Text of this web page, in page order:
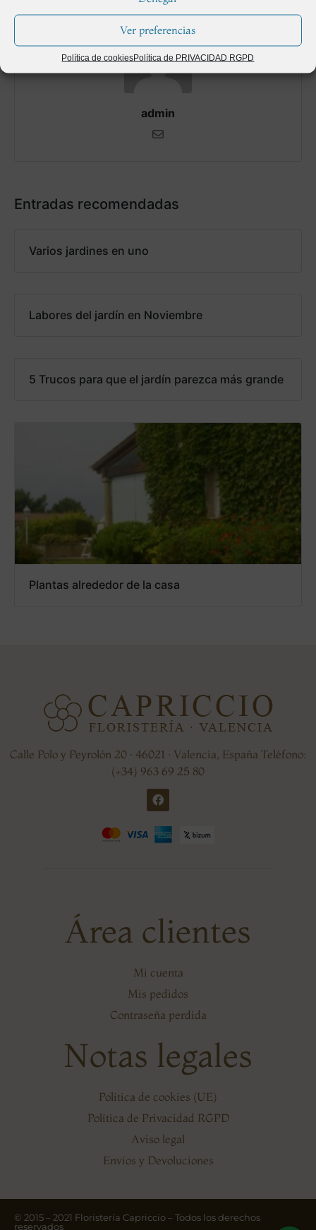
Ver preferencias
Política de cookiesPolítica de PRIVACIDAD RGPD
admin
Entradas recomendadas
Varios jardines en uno
Labores del jardín en Noviembre
5 Trucos para que el jardín parezca más grande
Plantas alrededor de la casa
Calle Polo y Peyrolón 20 · 46021 · Valencia, España Teléfono:
(+34) 963 69 25 80
Área clientes
Mi cuenta
Mis pedidos
Contraseña perdida
Notas legales
Política de cookies (UE)
Política de Privacidad RGPD
Aviso legal
Envíos y Devoluciones
© 2015 – 2021 Floristería Capriccio – Todos los derechos
reservados